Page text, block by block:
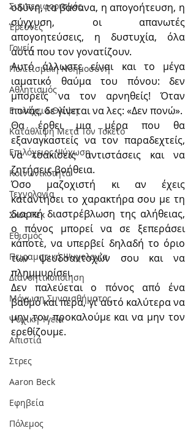
Συμπεριφορισμός
Έρευνες
Γονείς
Πολιτισμική Nοημοσύνη
Αθλητισμός
Επιλόχεια Θλίψη
Κατάθλιψη Μετά Τον Τοκετό
Επιλόχειος Ψύχωση
Κοινωνικότητα
Τεχνολογία
Σκοτ Πεκ
Εθισμός
Πειραματική Ψυχολογία
Διανοητικοποίηση
Μόνωση Συναισθήματος
Ψυχική Υγεία
Απιστία
Στρες
Aaron Beck
Εφηβεία
Πόλεμος
οδύνη, τα βάσανα, η απογοήτευση, η
σύγχυση, οι απανωτές
απογοητεύσεις, η δυστυχία, όλα
αυτά που τον γονατίζουν.
Αυτό άλλωστε είναι και το μέγα
ιαματικό θαύμα του πόνου: δεν
μπορείς να τον αρνηθείς! Όταν
πονάς, δε γίνεται να λες: «Δεν πονώ».
Θα έρθει μια μέρα που θα
εξαναγκαστείς να τον παραδεχτείς,
να τσακίσεις αντιστάσεις και να
ζητήσεις βοήθεια.
Όσο μαζοχιστή κι αν έχεις
καταντήσει το χαρακτήρα σου με τη
διαρκή διαστρέβλωση της αλήθειας,
ο πόνος μπορεί να σε ξεπεράσει
κάποτε, να υπερβεί δηλαδή το όριο
των ψευδοαντοχών σου και να
πλημμυρίσει.
Δεν παλεύεται ο πόνος από ένα
βαθμό και πέρα, γι’ αυτό καλύτερα να
μην τον προκαλούμε και να μην τον
ερεθίζουμε.